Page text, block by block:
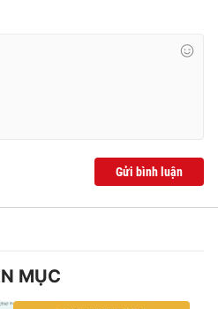
- 024.38 355 932
Gửi bình luận
MỤC